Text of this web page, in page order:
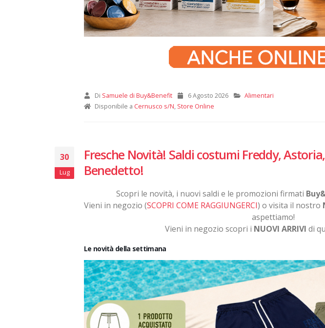
Di Samuele di Buy&Benefit 6 Agosto 2026 Alimentari
Disponibile a Cernusco s/N, Store Online
30
Lug
Fresche Novità! Saldi costumi Freddy,
Benedetto!
Scopri le novità, i nuovi saldi e le promozioni firmati
Vieni in negozio (SCOPRI COME RAGGIUNGERCI) o visita il nostro
aspettiamo!
Vieni in negozio scopri i NUOVI ARRIVI di
Le novità della settimana